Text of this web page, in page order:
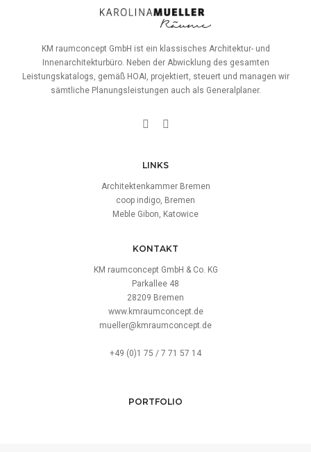
KM raumconcept GmbH ist ein klassisches Architektur- und
Innenarchitekturbüro. Neben der Abwicklung des gesamten
Leistungskatalogs, gemäß HOAI, projektiert, steuert und managen wir
sämtliche Planungsleistungen auch als Generalplaner.
LINKS
Architektenkammer Bremen
coop indigo, Bremen
Meble Gibon, Katowice
KONTAKT
KM raumconcept GmbH & Co. KG
Parkallee 48
28209 Bremen
www.kmraumconcept.de
mueller@kmraumconcept.de
+49 (0)1 75 / 7 71 57 14
PORTFOLIO